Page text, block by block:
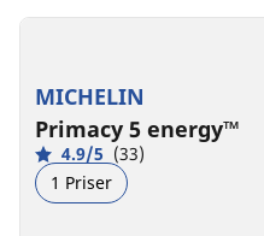
MICHELIN
Primacy 5 energy™
4.9/5 (33)
1 Priser